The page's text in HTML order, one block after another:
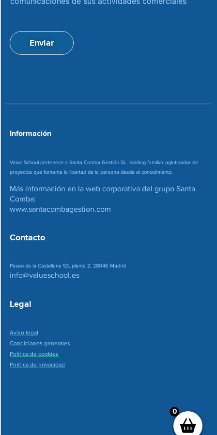
0
n
d
e
e
a
c
Enviar
Información
Value School pertenece a Santa Comba Gestión SL, holding familiar aglutinador de
proyectos que fomenta la libertad de la persona desde el conocimiento.
Más información en la web corporativa del grupo Santa
Comba:
www.santacombagestion.com
Contacto
Paseo de la Castellana 53, planta 2, 28046 Madrid
info@valueschool.es
Legal
Aviso legal
Condiciones generales
Política de cookies
Política de privacidad